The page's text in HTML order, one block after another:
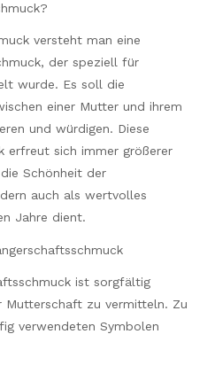
versteht man eine
der speziell für
wurde. Es soll die
einer Mutter und ihrem
und würdigen. Diese
erfreut sich immer größerer
Schönheit der
auch als wertvolles
Jahre dient.
ist sorgfältig
Mutterschaft zu vermitteln. Zu
verwendeten Symbolen